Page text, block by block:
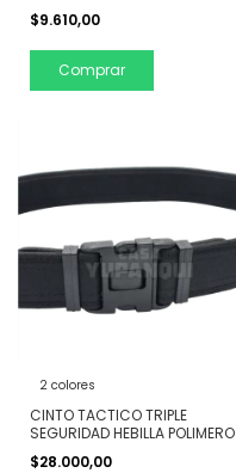
$9.610,00
Comprar
2 colores
CINTO TACTICO TRIPLE
SEGURIDAD HEBILLA POLIMERO
$28.000,00